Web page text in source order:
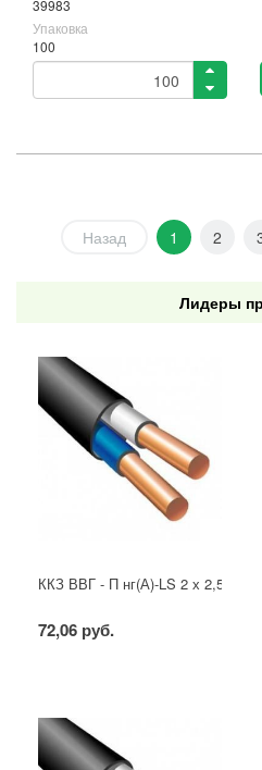
39983
Упаковка
100
Назад 1 2
Лидеры
ККЗ ВВГ - П нг(А)-LS 2 х 2,5 ГОСТ
72,06 руб.